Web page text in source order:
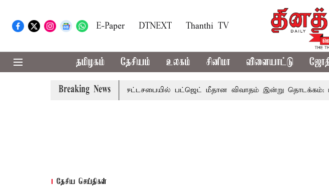
E-Paper DTNEXT Thanthi TV
தமிழகம் தேசியம் உலகம் சினிமா விளையாட்டு
Breaking News
தடுமாற்றமா? சட்டசபையில் பட்ஜெட் மீதான விவாதம் இன்று தொடக்கம்: பல்வேறு
தேசிய செய்திகள்